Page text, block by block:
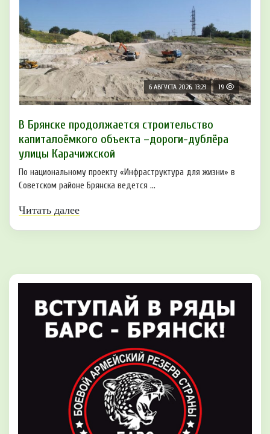
6 АВГУСТА 2026, 13:23 19
В Брянске продолжается строительство
капиталоёмкого объекта –дороги-дублёра
улицы Карачижской
По национальному проекту «Инфраструктура для жизни» в
Советском районе Брянска ведется ...
Читать далее